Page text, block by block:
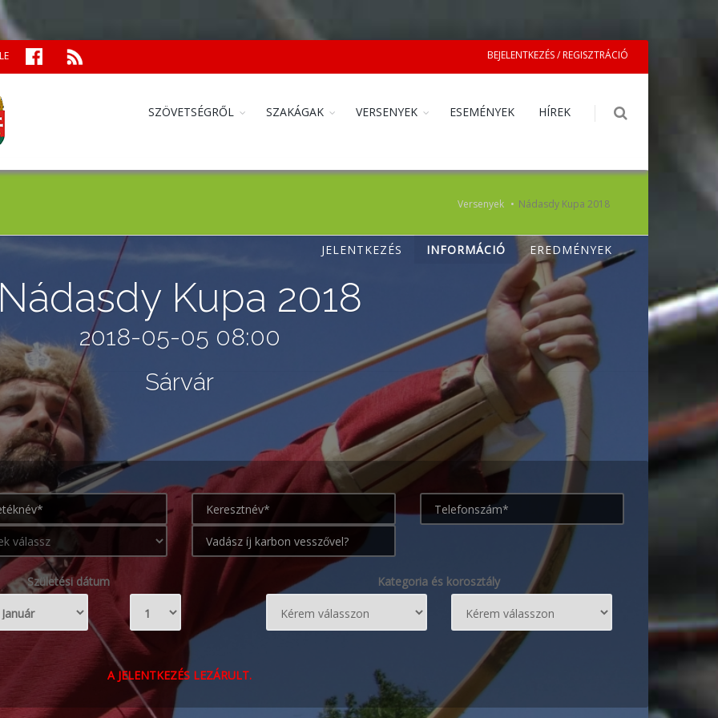
BEJELENTKEZÉS / REGISZTRÁCIÓ
SZÖVETSÉGRŐL SZAKÁGAK VERSENYEK ESEMÉNYEK HÍREK
Versenyek Nádasdy Kupa 2018
JELENTKEZÉS INFORMÁCIÓ EREDMÉNYEK
Kupa 2018
2018-05-05 08:00
Sárvár
Születési dátum Kategoria és korosztály
A JELENTKEZÉS LEZÁRULT.